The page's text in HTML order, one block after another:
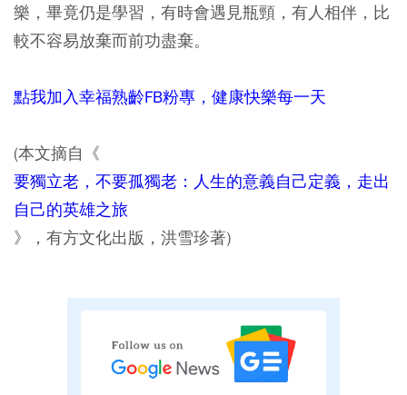
樂，畢竟仍是學習，有時會遇見瓶頸，有人相伴，比
較不容易放棄而前功盡棄。
點我加入幸福熟齡FB粉專，健康快樂每一天
(本文摘自《
要獨立老，不要孤獨老：人生的意義自己定義，走出
自己的英雄之旅
》，有方文化出版，洪雪珍著)